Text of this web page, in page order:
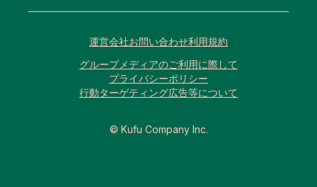
運営会社お問い合わせ利用規約
グループメディアのご利用に際して
プライバシーポリシー
行動ターゲティング広告等について
© Kufu Company Inc.